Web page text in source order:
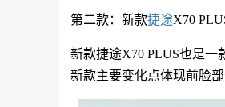
第二款：新款捷途X70
新款捷途X70 PLUS也是一
新款主要变化点体现前脸